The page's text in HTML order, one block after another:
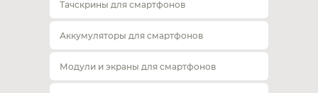
Тачскрины для смартфонов
Аккумуляторы для смартфонов
Модули и экраны для смартфонов